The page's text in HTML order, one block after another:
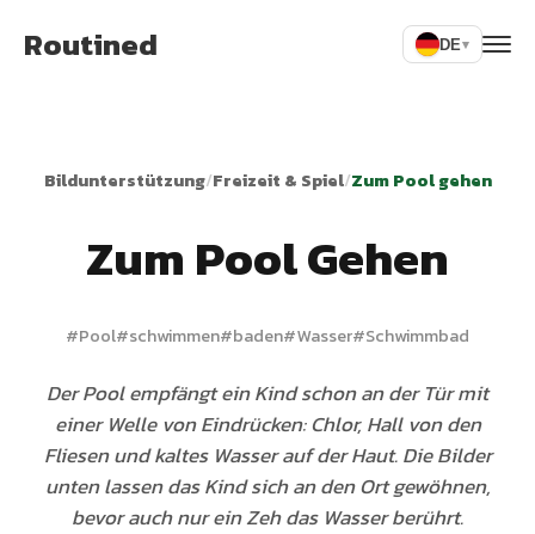
Routined DE▾
Bildunterstützung/Freizeit & Spiel/Zum Pool gehen
Zum Pool Gehen
#Pool#schwimmen#baden#Wasser#Schwimmbad
Der Pool empfängt ein Kind schon an der Tür mit
einer Welle von Eindrücken: Chlor, Hall von den
Fliesen und kaltes Wasser auf der Haut. Die Bilder
unten lassen das Kind sich an den Ort gewöhnen,
bevor auch nur ein Zeh das Wasser berührt.